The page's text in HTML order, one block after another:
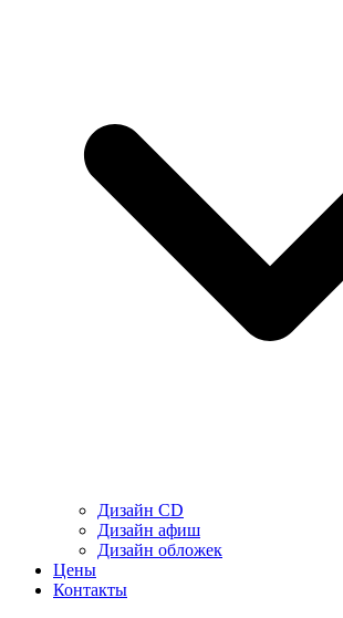
Дизайн CD
Дизайн афиш
Дизайн обложек
Цены
Контакты